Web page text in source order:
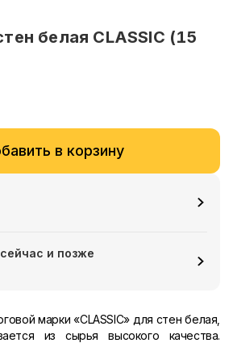
белая CLASSIC (15
в корзину
и позже
марки «CLASSIC» для стен белая,
из сырья высокого качества.